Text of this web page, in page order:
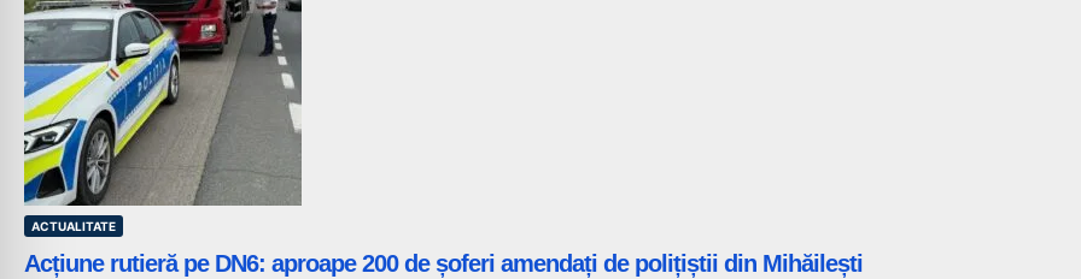
ACTUALITATE
Acțiune rutieră pe DN6: aproape 200 de șoferi amendați de polițiștii din Mihăilești